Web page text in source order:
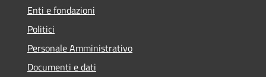
Enti e fondazioni
Politici
Personale Amministrativo
Documenti e dati